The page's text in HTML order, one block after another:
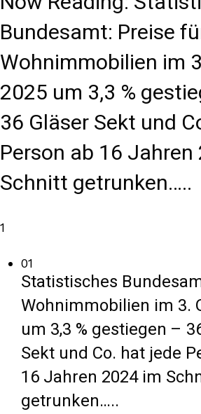
Bundesamt: Preise
Wohnimmobilien im
2025 um 3,3 %
36 Gläser Sekt und
Person ab 16 Jahren
Schnitt getrunken…..
1
01
Statistisches
Wohnimmobilien im 3.
um 3,3 % gestiegen –
Sekt und Co. hat jede
16 Jahren 2024 im
getrunken…..